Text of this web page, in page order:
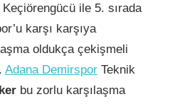
ile 5. sırada
karşı karşıya
oldukça çekişmeli
Adana Demirspor Teknik
bu zorlu karşılaşma